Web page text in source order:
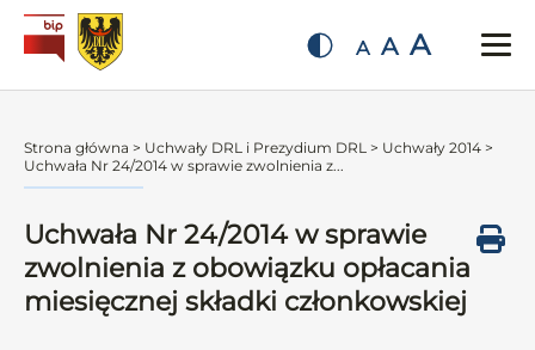
A A A
Strona główna > Uchwały DRL i Prezydium DRL > Uchwały 2014 >
Uchwała Nr 24/2014 w sprawie zwolnienia z...
Uchwała Nr 24/2014 w sprawie
zwolnienia z obowiązku opłacania
miesięcznej składki członkowskiej